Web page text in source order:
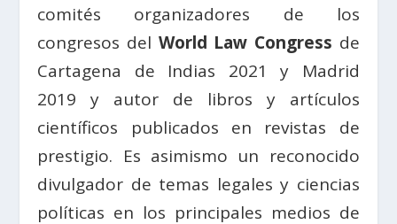
comités organizadores de los
congresos del World Law Congress de
Cartagena de Indias 2021 y Madrid
2019 y autor de libros y artículos
científicos publicados en revistas de
prestigio. Es asimismo un reconocido
divulgador de temas legales y ciencias
políticas en los principales medios de